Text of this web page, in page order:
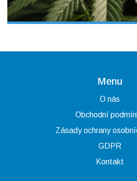
Menu
O nás
Obchodní
Zásady ochrany
GDPR
Kontakt